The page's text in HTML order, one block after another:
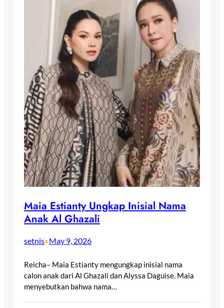
Maia Estianty Ungkap Inisial Nama
Anak Al Ghazali
setnis•May 9, 2026
Reicha– Maia Estianty mengungkap inisial nama
calon anak dari Al Ghazali dan Alyssa Daguise. Maia
menyebutkan bahwa nama…